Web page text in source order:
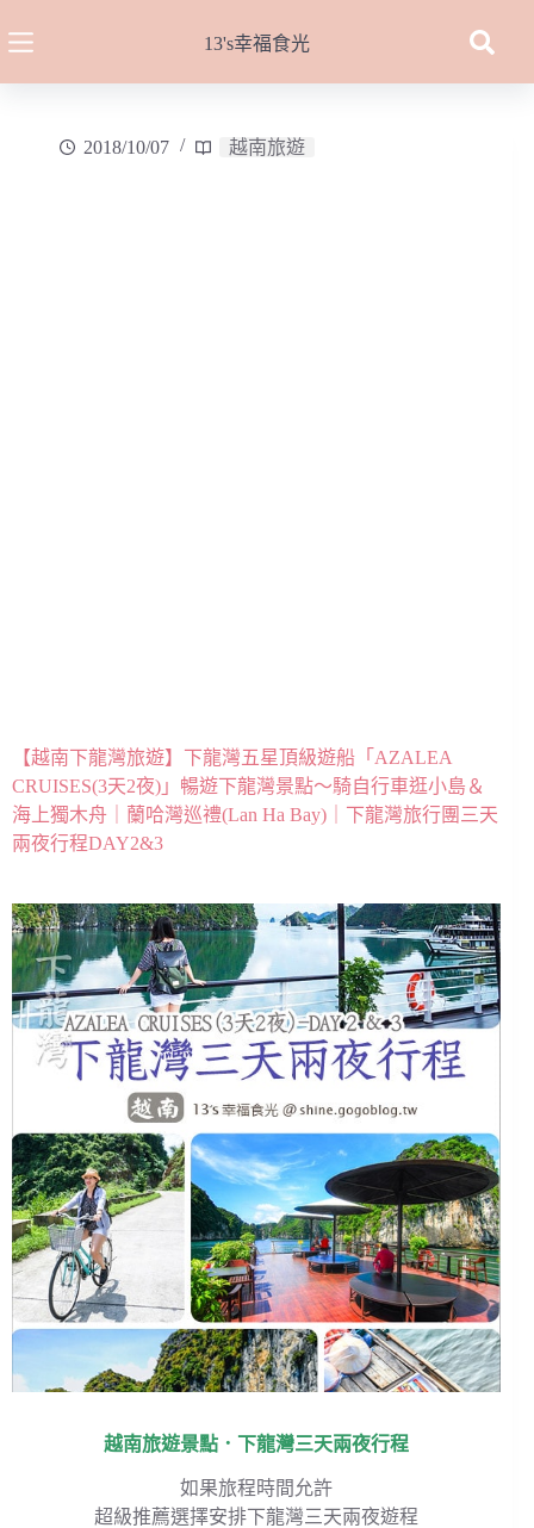
至
13's幸福食光
2018/10/07 越南旅遊
【越南下龍灣旅遊】下龍灣五星頂級遊船「AZALEA
CRUISES(3天2夜)」暢遊下龍灣景點～騎自行車逛小島＆
海上獨木舟｜蘭哈灣巡禮(Lan Ha Bay)｜下龍灣旅行團三天
兩夜行程DAY2&3
越南旅遊景點．下龍灣三天兩夜行程
如果旅程時間允許
超級推薦選擇安排下龍灣三天兩夜遊程